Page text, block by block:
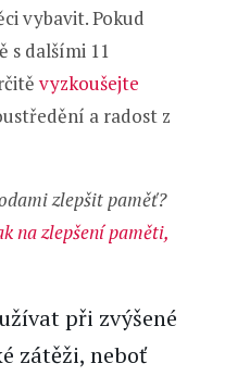
vybavit. Pokud
s dalšími 11
vyzkoušejte
a radost z
zlepšit paměť?
na zlepšení paměti,
při zvýšené
zátěži, neboť